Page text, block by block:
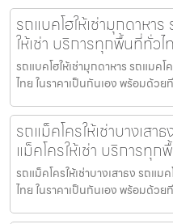
รถแบคโฮให้เช่ามุกดาหา
ให้เช่า บริการทุกพื้นที่ทั่วไ
รถแบคโฮให้เช่ามุกดาหาร รถแมค
ไทย ในราคาเป็นกันเอง พร้อมด้ว
รถแม็คโครให้เช่าบางเส
แม็คโครให้เช่า บริการทุ
รถแม็คโครให้เช่าบางเสาธง รถแม
ไทย ในราคาเป็นกันเอง พร้อมด้ว